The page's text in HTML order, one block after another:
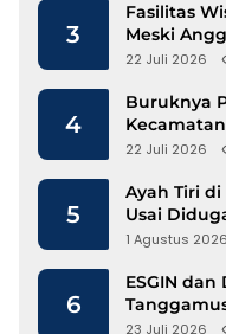
3
Fasilitas
Meski
Mengalir
22 Juli 2026
4
Buruknya
22 Juli 2026
5
Ayah Tiri
Usai
1 Agustus 2026
6
ESGIN dan
Berbasis
23 Juli 2026